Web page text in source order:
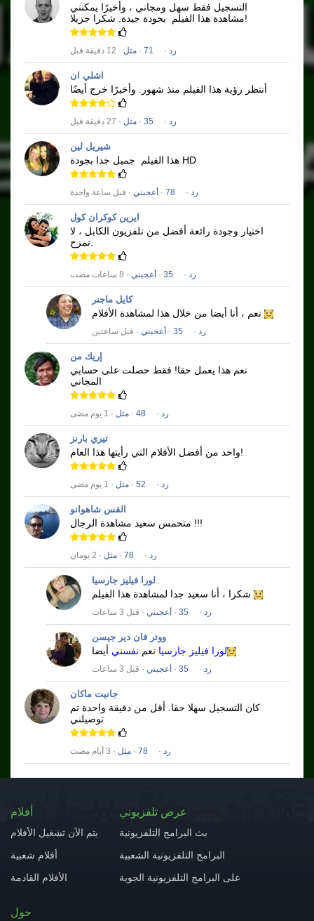
التسجيل فقط سهل ومجاني ، وأخيرًا يمكنني
مشاهدة هذا الفيلم
بجودة جيدة. شكرا جزيلا!
رد ·
71
· مثل · 12 دقيقة قبل
اشلي ان
أنتظر رؤية هذا الفيلم منذ شهور. وأخيرًا خرج أيضًا
رد ·
35
· مثل · 27 دقيقة قبل
شيريل لين
هذا الفيلم جميل جدا بجودة HD
رد ·
78
· أعجبني · قبل ساعة واحدة
ايرين كوكران كول
اختيار وجودة رائعة أفضل من تلفزيون الكابل ، لا
تمزح.
رد ·
35
· أعجبني · 8 ساعات مضت
كايل ماجنر
رد ·
35
· أعجبني · قبل ساعتين
إريك من
نعم هذا يعمل حقا! فقط حصلت على حسابي
المجاني
رد ·
48
· مثل · 1 يوم مضى
تيري بارنز
واحد من أفضل الأفلام التي رأيتها هذا العام!
رد ·
52
· مثل · 1 يوم مضى
القس شاهوانو
متحمس سعيد مشاهدة الرجال !!!
رد ·
78
· مثل · 2 يومان
لورا فيليز جارسيا
رد ·
35
· أعجبني · قبل 3 ساعات
ووتر فان دير جيسن
لورا فيليز جارسيا نعم نفسني أيضا
رد ·
35
· أعجبني · قبل 3 ساعات
جانيت ماكان
كان التسجيل سهلا حقا. أقل من دقيقة واحدة تم
توصيلني
رد ·
78
· مثل · 3 أيام مضت
أفلام
يتم الآن تشغيل الأفلام
أفلام شعبية
الأفلام القادمة
عرض تلفزيوني
بث البرامج التلفزيونية
البرامج التلفزيونية الشعبية
على البرامج التلفزيونية الجوية
حول